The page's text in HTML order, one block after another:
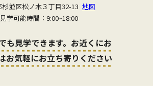
杉並区松ノ木３丁目32-13 地図
見学可能時間：9:00~18:00
も見学できます。お近くにお
お気軽にお立ち寄りください